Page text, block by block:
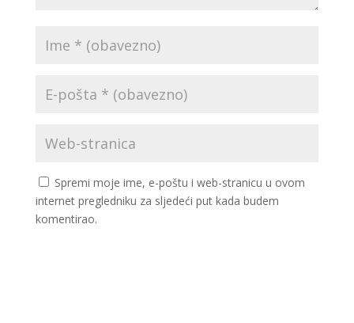
Spremi moje ime, e-poštu i web-stranicu u ovom
internet pregledniku za sljedeći put kada budem
komentirao.